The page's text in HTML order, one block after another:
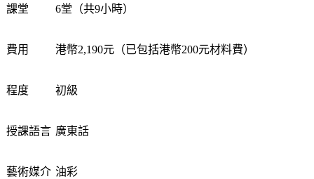
課堂 6堂 （共9小時）
費用 港幣2,190元（已包括港幣200元材料費）
程度 初級
授課語言 廣東話
藝術媒介 油彩